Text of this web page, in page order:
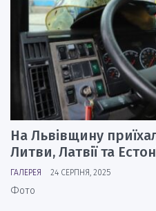
На Львівщину
Литви, Латвії та
ГАЛЕРЕЯ 24 СЕРПНЯ, 2025
Фото